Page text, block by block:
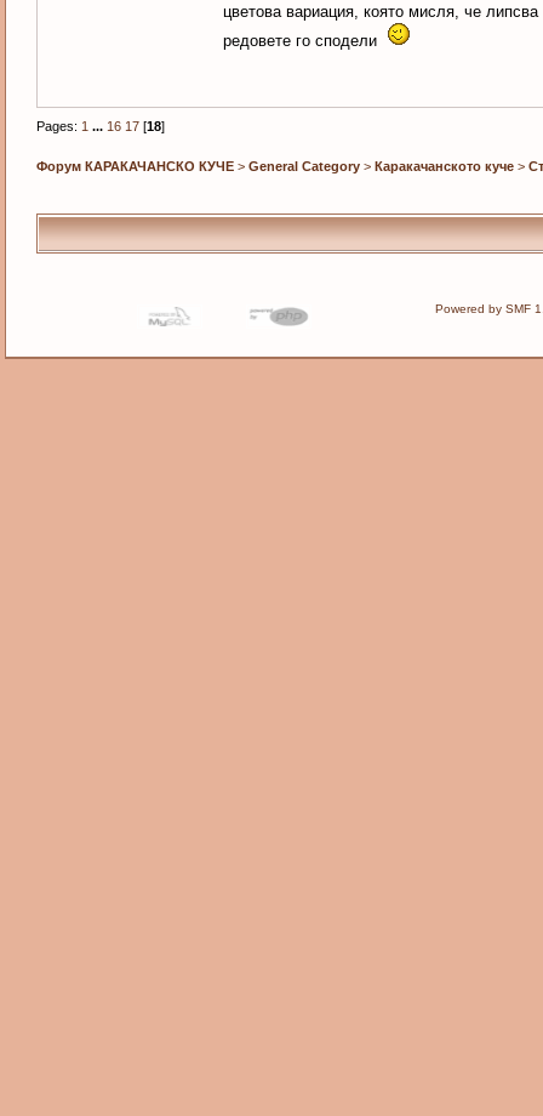
цветова вариация, която мисля, че
редовете го сподели
Pages: 1 ... 16 17[18]
Форум КАРАКАЧАНСКО КУЧЕ> General Category> Каракачанското куче>
Powered by SMF